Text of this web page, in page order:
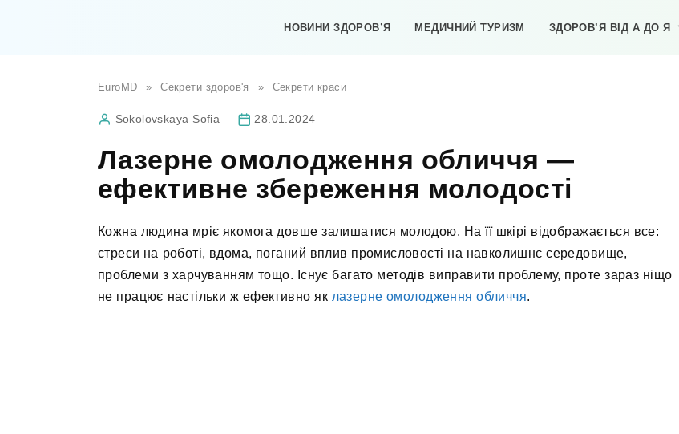
НОВИНИ ЗДОРОВ’Я МЕДИЧНИЙ ТУРИЗМ ЗДОРОВ’Я ВІД А ДО Я
EuroMD » Секрети здоров'я » Секрети краси
Sokolovskaya Sofia 28.01.2024
Лазерне омолодження обличчя —
ефективне збереження молодості
Кожна людина мріє якомога довше залишатися молодою. На її шкірі відображається все:
стреси на роботі, вдома, поганий вплив промисловості на навколишнє середовище,
проблеми з харчуванням тощо. Існує багато методів виправити проблему, проте зараз ніщо
не працює настільки ж ефективно як лазерне омолодження обличчя.